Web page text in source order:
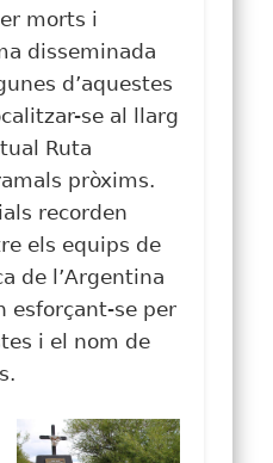
morts i
disseminada
d’aquestes
se al llarg
Ruta
pròxims.
recorden
els equips de
de l’Argentina
esforçant-se per
i el nom de